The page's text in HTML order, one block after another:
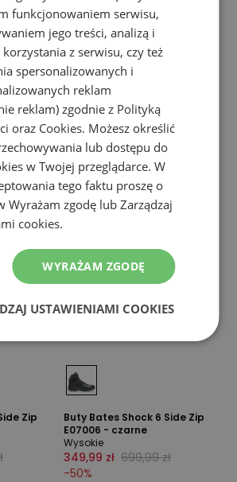
Sport
Buty Bates Delta-9 Gore-Tex
Side Zip E02900 - czarne
Wysokie
569,99 zł
-37%
Zip
Buty Bates Shock 6 Side Zip
E07006 - czarne
Wysokie
349,99 zł 699,99 zł
-50%
funkcjonowaniem serwisu,
jego treści, analizą i
z serwisu, czy też
spersonalizowanych i
reklam
reklam) zgodnie z Polityką
oraz Cookies. Możesz określić
lub dostępu do
w Twojej przeglądarce. W
tego faktu proszę o
Wyrażam zgodę lub Zarządzaj
cookies.
WYRAŻAM ZGODĘ
USTAWIENIAMI COOKIES